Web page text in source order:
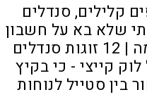
קלילים, סנדלים
שלא בא על חשבון
הנוחות וסנדלי פלטפורמה | 12 זוגות סנדלים
קייצי - כי בקיץ
בין סטייל לנוחות